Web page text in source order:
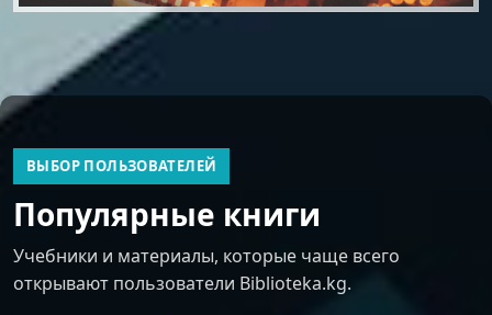
ВЫБОР ПОЛЬЗОВАТЕЛЕЙ
Популярные книги
Учебники и материалы, которые чаще всего
открывают пользователи Biblioteka.kg.